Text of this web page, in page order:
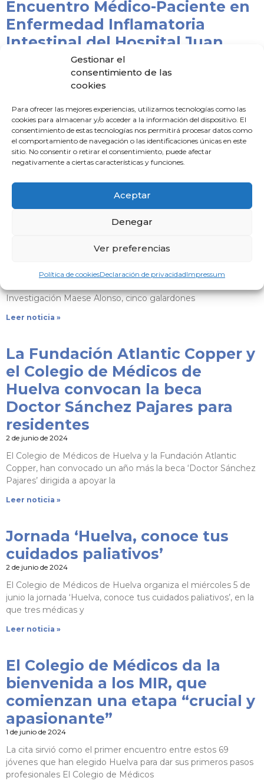
Gestionar el
consentimiento de las
cookies
Para ofrecer las mejores experiencias, utilizamos tecnologías como las
cookies para almacenar y/o acceder a la información del dispositivo. El
consentimiento de estas tecnologías nos permitirá procesar datos como
el comportamiento de navegación o las identificaciones únicas en este
sitio. No consentir o retirar el consentimiento, puede afectar
negativamente a ciertas características y funciones.
Aceptar
Denegar
Ver preferencias
Política de cookiesDeclaración de privacidadImpressum
Encuentro Médico-Paciente en
Enfermedad Inflamatoria
Intestinal del Hospital Juan
Ramón Jiménez
El Hospital Universitario Juan Ramón Jiménez celebró el
Médico-Paciente en Enfermedad Inflamatoria
Leer noticia »
Caja Rural del Sur y el Colegio
de Médicos de Huelva
convocan los Premios
Científicos a la Investigación
Maese Alonso
El Colegio de Médicos de Huelva y la Fundación Caja Rural
Investigación Maese Alonso, cinco galardones
Leer noticia »
La Fundación Atlantic Copper y
el Colegio de Médicos de
Huelva convocan la beca
Doctor Sánchez Pajares para
residentes
2 de junio de 2024
El Colegio de Médicos de Huelva y la Fundación Atlantic
Copper, han convocado un año más la beca ‘Doctor Sánchez
Pajares’ dirigida a apoyar la
Leer noticia »
Jornada ‘Huelva, conoce tus
cuidados paliativos’
2 de junio de 2024
El Colegio de Médicos de Huelva organiza el miércoles 5 de
junio la jornada ‘Huelva, conoce tus cuidados paliativos’, en la
que tres médicas y
Leer noticia »
El Colegio de Médicos da la
bienvenida a los MIR, que
comienzan una etapa “crucial y
apasionante”
1 de junio de 2024
La cita sirvió como el primer encuentro entre estos 69
jóvenes que han elegido Huelva para dar sus primeros pasos
profesionales El Colegio de Médicos